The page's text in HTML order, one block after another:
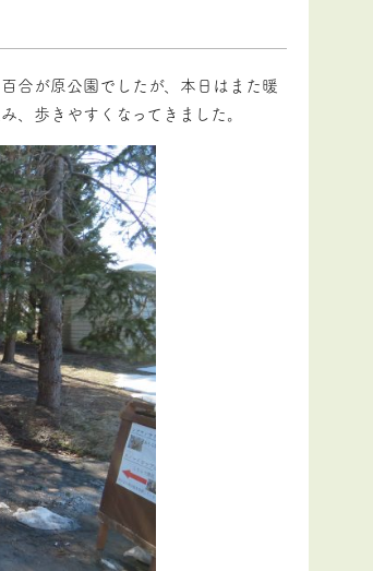
合が原公園でしたが、本日はまた暖
、歩きやすくなってきました。